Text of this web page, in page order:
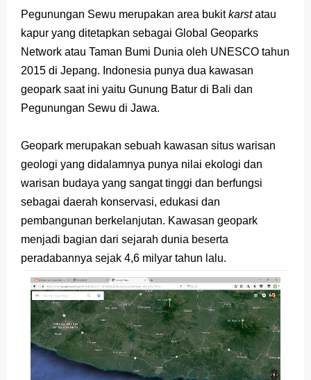
Latihan Soal TKA Geografi 2025 Topik Analisa Informasi Geospasial
STOP Belajar Geografi Pakai Cara Lama! 😤 TKA 2025 Beda Level. Kuasai 150 Bank Soal HOTS Sekarang!
Ebook Prediksi 150 Soal TKA Geografi 2025 + Kunci Jawaban
3 Jurus Sakti Menaklukkan Soal TKA Geografi [Wajib Baca]
Menjadi Pengajar Jaman Sekarang Makin Berat
Saturday, 8 August
Pegunungan Sewu merupakan area bukitkarstatau
kapur yang ditetapkan sebagai Global Geoparks
Network atau Taman Bumi Dunia oleh UNESCO tahun
2015 di Jepang. Indonesia punya dua kawasan
geopark saat ini yaitu Gunung Batur di Bali dan
Pegunungan Sewu di Jawa.
Geopark merupakan sebuah kawasan situs warisan
geologi yang didalamnya punya nilai ekologi dan
warisan budaya yang sangat tinggi dan berfungsi
sebagai daerah konservasi, edukasi dan
pembangunan berkelanjutan. Kawasan geopark
menjadi bagian dari sejarah dunia beserta
peradabannya sejak 4,6 milyar tahun lalu.